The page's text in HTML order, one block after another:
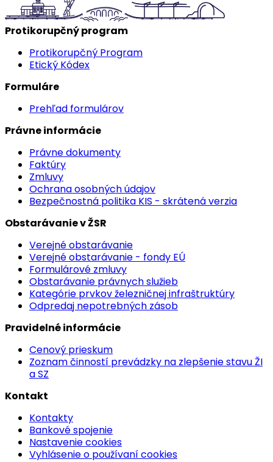
Protikorupčný program
Protikorupčný Program
Etický Kódex
Formuláre
Prehľad formulárov
Právne informácie
Právne dokumenty
Faktúry
Zmluvy
Ochrana osobných údajov
Bezpečnostná politika KIS - skrátená verzia
Obstarávanie v ŽSR
Verejné obstarávanie
Verejné obstarávanie - fondy EÚ
Formulárové zmluvy
Obstarávanie právnych služieb
Kategórie prvkov železničnej infraštruktúry
Odpredaj nepotrebných zásob
Pravidelné informácie
Cenový prieskum
Zoznam činností prevádzky na zlepšenie stavu ŽI
a SZ
Kontakt
Kontakty
Bankové spojenie
Nastavenie cookies
Vyhlásenie o používaní cookies